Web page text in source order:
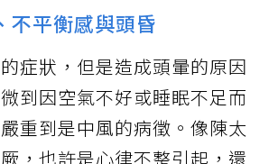
不平衡感與頭昏
症狀，但是造成頭暈的原因
到因空氣不好或睡眠不足而
重到是中風的病徵。像陳太
，也許是心律不整引起，還